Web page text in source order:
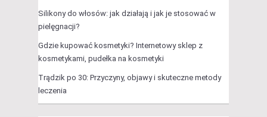
Silikony do włosów: jak działają i jak je stosować w
pielęgnacji?
Gdzie kupować kosmetyki? Internetowy sklep z
kosmetykami, pudełka na kosmetyki
Trądzik po 30: Przyczyny, objawy i skuteczne metody
leczenia